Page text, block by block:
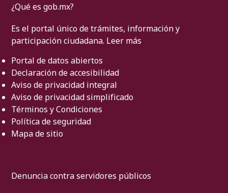
¿Qué es gob.mx?
Es el portal único de trámites, información y
participación ciudadana. Leer más
Portal de datos abiertos
Declaración de accesibilidad
Aviso de privacidad integral
Aviso de privacidad simplificado
Términos y Condiciones
Política de seguridad
Mapa de sitio
Denuncia contra servidores públicos